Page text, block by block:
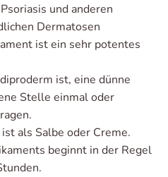
und anderen
Dermatosen
ist ein sehr potentes
ist, eine dünne
Stelle einmal oder
als Salbe oder Creme.
beginnt in der Regel